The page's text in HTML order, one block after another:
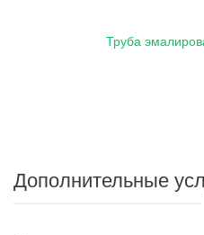
Труба
Дополнительные